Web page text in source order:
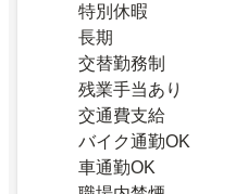
特別休暇
長期
交替勤務制
残業手当あり
交通費支給
バイク通勤OK
車通勤OK